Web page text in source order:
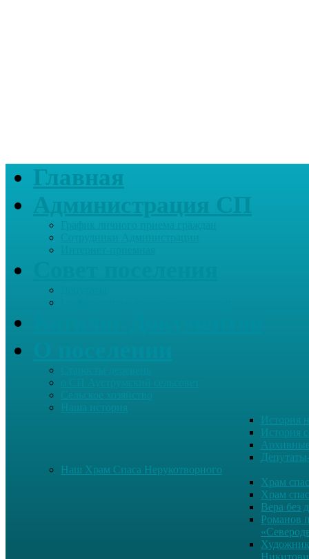
Главная
Наша история
История
История
Наш Храм Спаса Нерукотворного
Храм
Храм
Вера без
Романов